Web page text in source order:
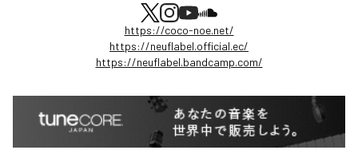
https://coco-noe.net/
https://neuflabel.official.ec/
https://neuflabel.bandcamp.com/